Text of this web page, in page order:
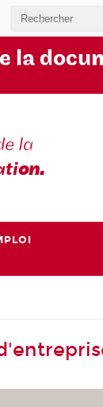
la docu
la
on.